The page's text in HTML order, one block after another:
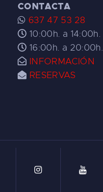
CONTACTA
637 47 53 28
10:00h. a 14:00h.
16:00h. a 20:00h.
INFORMACIÓN
RESERVAS